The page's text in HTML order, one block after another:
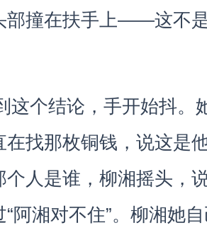
部撞在扶手上——这不
这个结论，手开始抖。
在找那枚铜钱，说这是
个人是谁，柳湘摇头，
“阿湘对不住”。柳湘她